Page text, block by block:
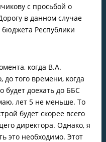
с просьбой о
в данном случае
бюджета Республики
когда В.А.
того времени, когда
будет доехать до ББС
лет 5 не меньше. То
будет скорее всего
директора. Однако, я
это необходимо. Этот